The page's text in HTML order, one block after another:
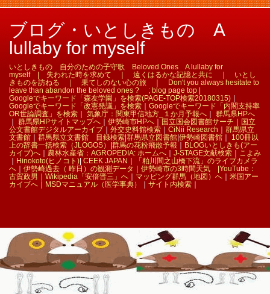
ブログ・いとしきもの A
lullaby for myself
いとしきもの 自分のための子守歌 Beloved Ones A lullaby for
myself | 失われた時を求めて ｜ 遠くはるかな記憶と共に ｜ いとし
きものを訪ねる ｜ 果てしのない心の旅 ｜ Don't you always hesitate to
leave than abandon the beloved ones ? ; blog page top |
Googleでキーワード「森友学園」を検索(PAGE-TOP検索20180315)
Googleでキーワード「改憲発議」を検索
Googleでキーワード「内閣支持率
OR世論調査」を検索
気象庁：関東甲信地方_１か月予報へ
群馬県HPへ
群馬県HPサイトマップへ 伊勢崎市HPへ 国立国会図書館サーチ
国立
公文書館デジタルアーカイブ
外交史料館検索 CiNii Research
群馬県立
文書館
群馬県立文書館 目録検索| 群馬県立図書館 伊勢崎図書館
100冊以
上の辞書一括検索（JLOGOS）
群馬の花粉飛散予報
BLOGいとしきも(アー
カイブ)へ
農林水産省：AGROPEDIA: ホームへ J-STAGE文献検索
こよみ
Hinokoto(ヒノコト) CEEK JAPAN
「粕川間之山橋下流」のライブカメラ
へ
伊勢崎過去（ 昨日）の観測データ｜ 伊勢崎市の3時間天気 | YouTube：
古賀政男｜ Wikipedia「安倍晋三」へ マッピング群馬（地図）へ
米国アー
カイブへ
MSDマニュアル（医学事典） サイト内検索